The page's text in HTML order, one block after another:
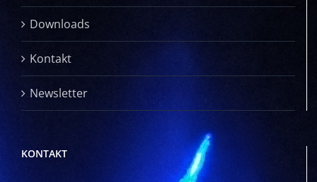
Downloads
Kontakt
Newsletter
KONTAKT